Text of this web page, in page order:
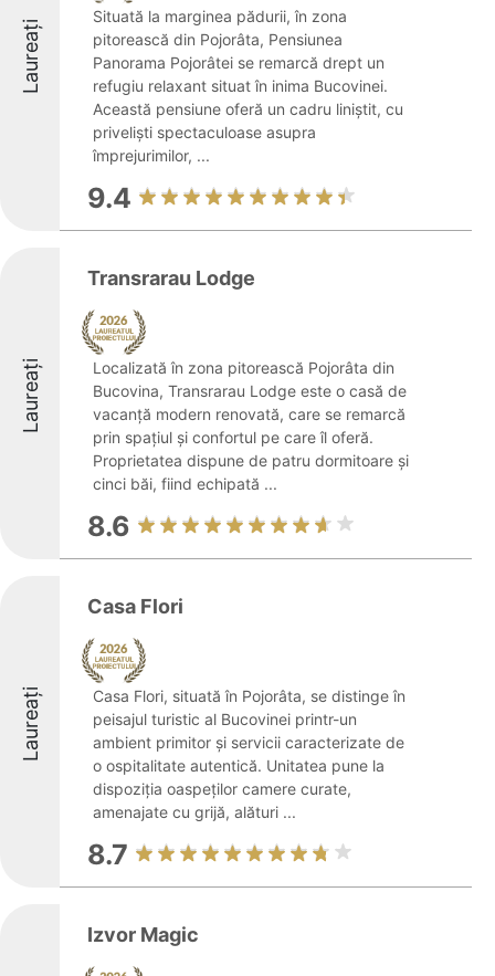
Laureați
Situată la marginea pădurii, în zona
pitorească din Pojorâta, Pensiunea
Panorama Pojorâtei se remarcă drept un
refugiu relaxant situat în inima Bucovinei.
Această pensiune oferă un cadru liniștit, cu
priveliști spectaculoase asupra
împrejurimilor, ...
9.4
Laureați
Transrarau Lodge
Localizată în zona pitorească Pojorâta din
Bucovina, Transrarau Lodge este o casă de
vacanță modern renovată, care se remarcă
prin spațiul și confortul pe care îl oferă.
Proprietatea dispune de patru dormitoare și
cinci băi, fiind echipată ...
8.6
Laureați
Casa Flori
Casa Flori, situată în Pojorâta, se distinge în
peisajul turistic al Bucovinei printr-un
ambient primitor și servicii caracterizate de
o ospitalitate autentică. Unitatea pune la
dispoziția oaspeților camere curate,
amenajate cu grijă, alături ...
8.7
Izvor Magic